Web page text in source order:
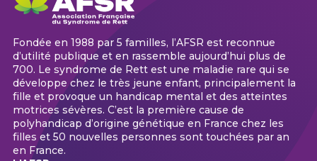
Fondée en 1988 par 5 familles, l’AFSR est reconnue
d’utilité publique et en rassemble aujourd’hui plus de
700. Le syndrome de Rett est une maladie rare qui se
développe chez le très jeune enfant, principalement la
fille et provoque un handicap mental et des atteintes
motrices sévères. C’est la première cause de
polyhandicap d’origine génétique en France chez les
filles et 50 nouvelles personnes sont touchées par an
en France.